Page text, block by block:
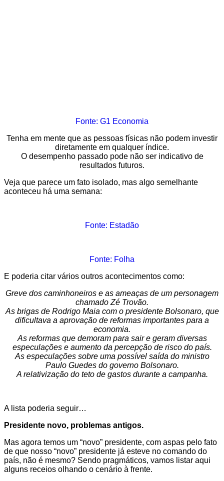
Fonte: G1 Economia
Tenha em mente que as pessoas físicas não podem investir
diretamente em qualquer índice.
O desempenho passado pode não ser indicativo de
resultados futuros.
Veja que parece um fato isolado, mas algo semelhante
aconteceu há uma semana:
Fonte: Estadão
Fonte: Folha
E poderia citar vários outros acontecimentos como:
Greve dos caminhoneiros e as ameaças de um personagem
chamado Zé Trovão.
As brigas de Rodrigo Maia com o presidente Bolsonaro, que
dificultava a aprovação de reformas importantes para a
economia.
As reformas que demoram para sair e geram diversas
especulações e aumento da percepção de risco do país.
As especulações sobre uma possível saída do ministro
Paulo Guedes do governo Bolsonaro.
A relativização do teto de gastos durante a campanha.
A lista poderia seguir…
Presidente novo, problemas antigos.
Mas agora temos um “novo” presidente, com aspas pelo fato
de que nosso “novo” presidente já esteve no comando do
país, não é mesmo? Sendo pragmáticos, vamos listar aqui
alguns receios olhando o cenário à frente.